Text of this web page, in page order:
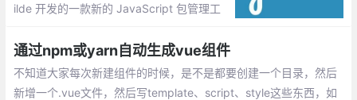
ilde 开发的一款新的 JavaScript 包管理工
临的少数问题，即：安装的时候无法保证速
度/一致性,安全问题，因为 npm 安装时允许
运行代码
通过npm或yarn自动生成vue组件
不知道大家每次新建组件的时候，是不是都要创建一个目录，然后
新增一个.vue文件，然后写template、script、style这些东西，如